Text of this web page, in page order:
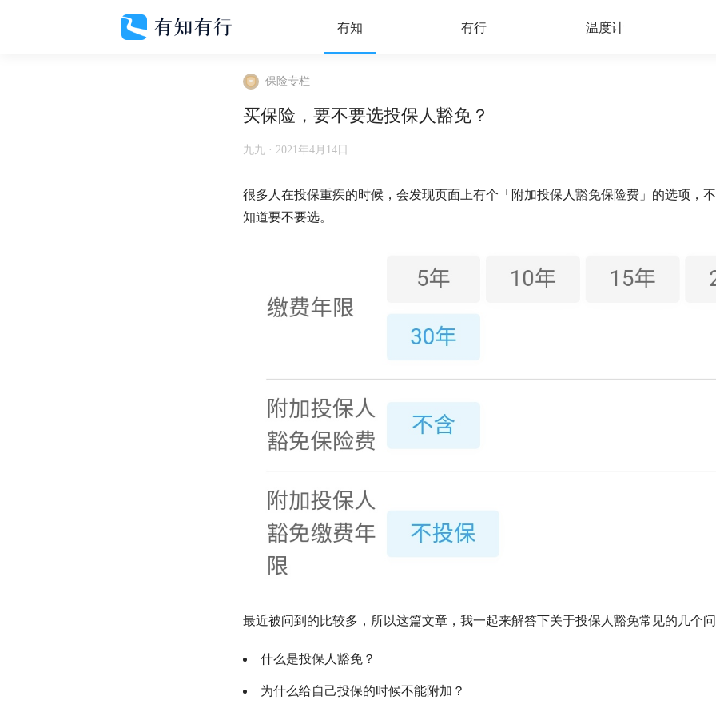
有知 有行 温度计
保险专栏
买保险，要不要选投保人豁免？
九九 · 2021年4月14日
很多人在投保重疾的时候，会发现页面上有个「附加投保人豁免保险费」的选项，
知道要不要选。
最近被问到的比较多，所以这篇文章，我一起来解答下关于投保人豁免常见的几个
什么是投保人豁免？
为什么给自己投保的时候不能附加？